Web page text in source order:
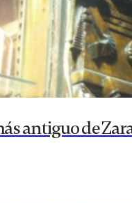
antiguo de